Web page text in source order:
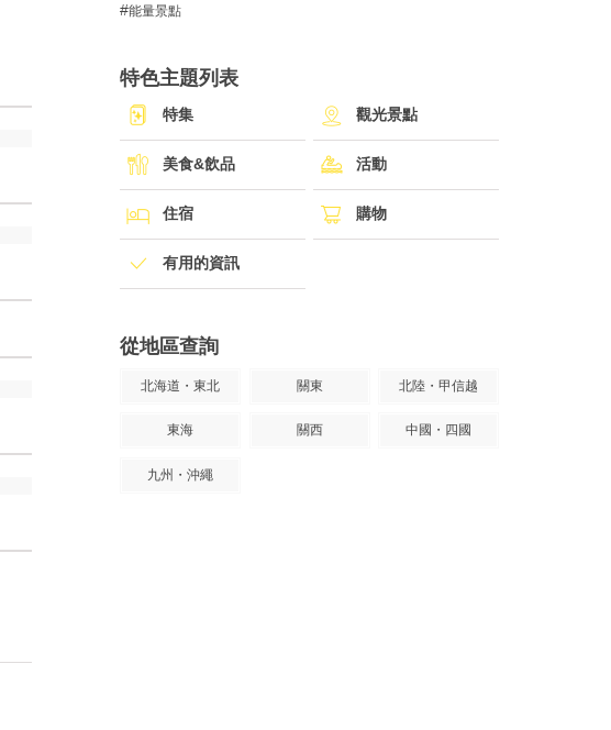
能量景點
特色主題列表
特集 觀光景點
美食&飲品 活動
住宿 購物
有用的資訊
從地區查詢
北海道・東北 關東 北陸・甲信越
東海 關西 中國・四國
九州・沖繩